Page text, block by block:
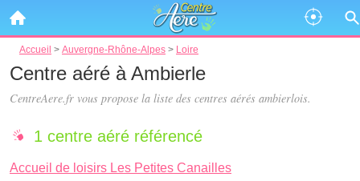
Accueil > Auvergne-Rhône-Alpes > Loire
Centre aéré à Ambierle
CentreAere.fr vous propose la liste des centres aérés ambierlois.
1 centre aéré référencé
Accueil de loisirs Les Petites Canailles